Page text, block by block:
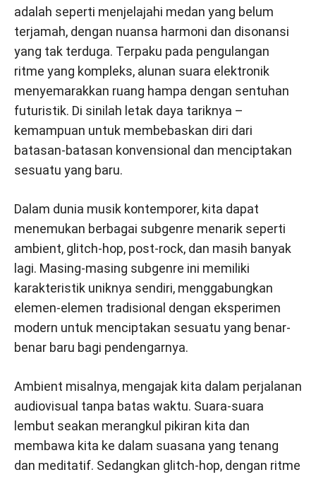
adalah seperti menjelajahi medan yang belum
terjamah, dengan nuansa harmoni dan disonansi
yang tak terduga. Terpaku pada pengulangan
ritme yang kompleks, alunan suara elektronik
menyemarakkan ruang hampa dengan sentuhan
futuristik. Di sinilah letak daya tariknya –
kemampuan untuk membebaskan diri dari
batasan-batasan konvensional dan menciptakan
sesuatu yang baru.
Dalam dunia musik kontemporer, kita dapat
menemukan berbagai subgenre menarik seperti
ambient, glitch-hop, post-rock, dan masih banyak
lagi. Masing-masing subgenre ini memiliki
karakteristik uniknya sendiri, menggabungkan
elemen-elemen tradisional dengan eksperimen
modern untuk menciptakan sesuatu yang benar-
benar baru bagi pendengarnya.
Ambient misalnya, mengajak kita dalam perjalanan
audiovisual tanpa batas waktu. Suara-suara
lembut seakan merangkul pikiran kita dan
membawa kita ke dalam suasana yang tenang
dan meditatif. Sedangkan glitch-hop, dengan ritme